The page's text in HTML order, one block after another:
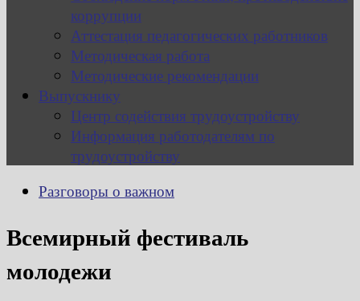
коррупции
Аттестация педагогических работников
Методическая работа
Методические рекомендации
Выпускнику
Центр содействия трудоустройству
Информация работодателям по
трудоустройству
Разговоры о важном
Всемирный фестиваль
молодежи